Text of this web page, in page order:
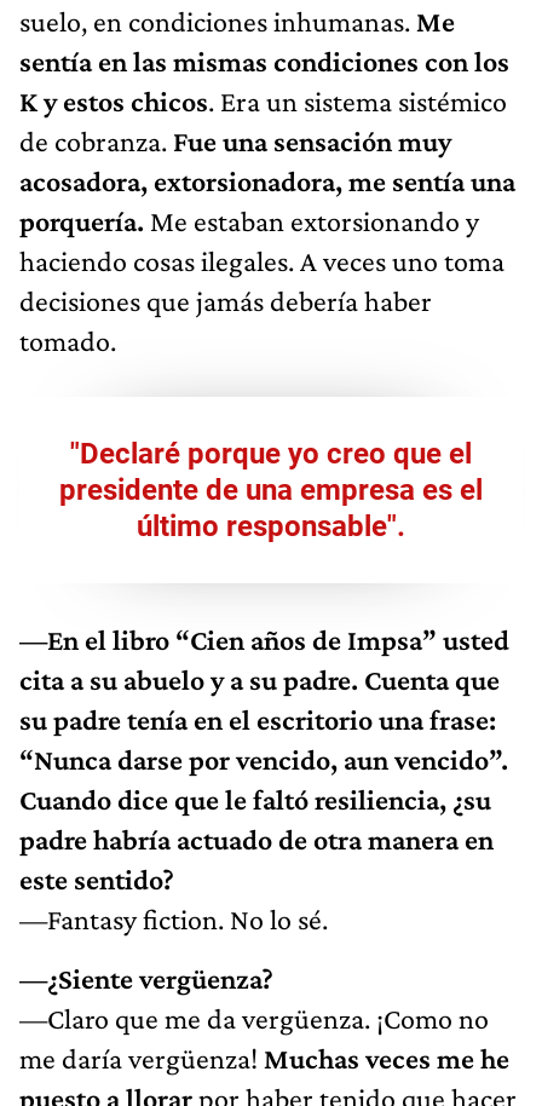
suelo, en condiciones inhumanas. Me
sentía en las mismas condiciones con los
K y estos chicos. Era un sistema sistémico
de cobranza. Fue una sensación muy
acosadora, extorsionadora, me sentía una
porquería. Me estaban extorsionando y
haciendo cosas ilegales. A veces uno toma
decisiones que jamás debería haber
tomado.
"Declaré porque yo creo que el
presidente de una empresa es el
último responsable".
—En el libro “Cien años de Impsa” usted
cita a su abuelo y a su padre. Cuenta que
su padre tenía en el escritorio una frase:
“Nunca darse por vencido, aun vencido”.
Cuando dice que le faltó resiliencia, ¿su
padre habría actuado de otra manera en
este sentido?
—Fantasy fiction. No lo sé.
—¿Siente vergüenza?
—Claro que me da vergüenza. ¡Como no
me daría vergüenza! Muchas veces me he
puesto a llorarpor haber tenido que hacer